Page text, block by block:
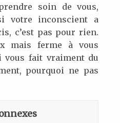
soin de vous,
votre inconscient a
c’est pas pour rien.
mais ferme à vous
vous fait vraiment du
pourquoi ne pas